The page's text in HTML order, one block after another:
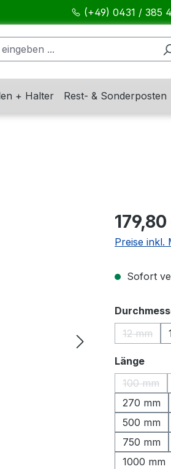
(+49) 0431 / 385
+ Halter Rest- & Sonderposten
Regulärer
Preise inkl.
Sofort
12 mm
(Diese
Länge
100 mm
(Diese
270 mm
500 mm
750 mm
1000 mm